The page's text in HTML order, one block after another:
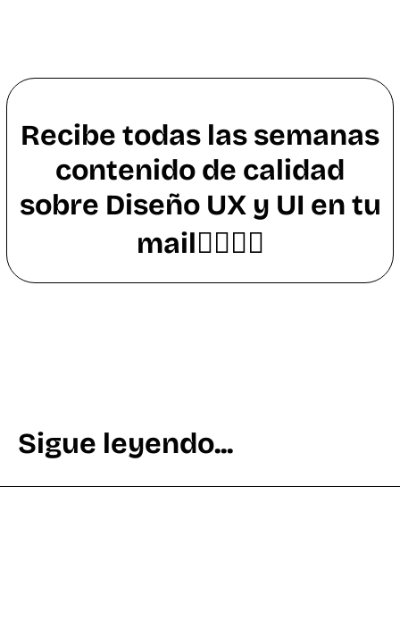
Recibe todas las semanas
contenido de calidad
sobre Diseño UX y UI en tu
mail👇🏼👇🏼
Sigue leyendo...